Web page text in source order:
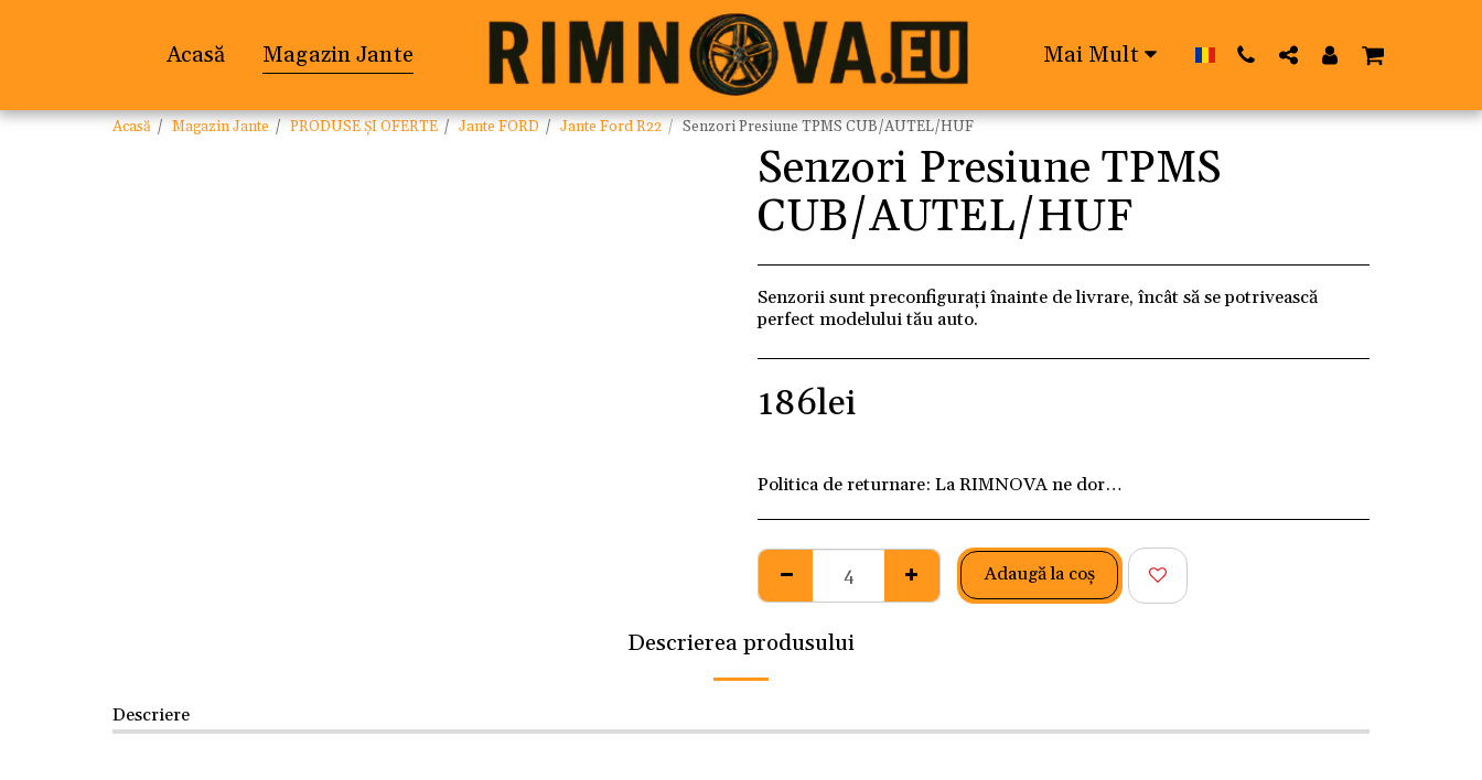
Acasă Magazin Jante Mai Mult
Acasă Magazin Jante PRODUSE ȘI OFERTE Jante FORD Jante Ford R22 Senzori Presiune TPMS CUB/AUTEL/HUF
Senzori Presiune TPMS
CUB/AUTEL/HUF
Senzorii sunt preconfigurați înainte de livrare, încât să se potrivească
perfect modelului tău auto.
186lei
Politica de returnare: La RIMNOVA ne dorim ca fiecare client să fie pe
Adaugă la coş
Descrierea produsului
Descriere